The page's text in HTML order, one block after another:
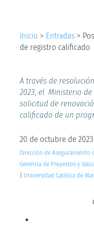
Inicio > Entradas >
de registro calificado
A través de
2023, el Ministerio
solicitud de
calificado de un
20 de octubre de 2023
Dirección de Aseguramiento
Gerencia de Proyectos y
Universidad Católica de